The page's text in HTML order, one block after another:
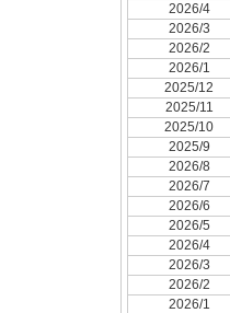
2026/4
2026/3
2026/2
2026/1
2025/12
2025/11
2025/10
2025/9
2026/8
2026/7
2026/6
2026/5
2026/4
2026/3
2026/2
2026/1